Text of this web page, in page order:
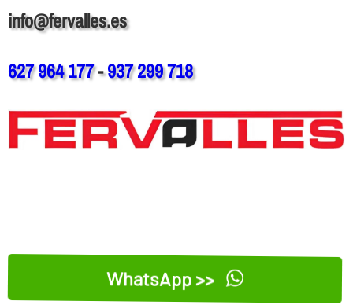
info@fervalles.es
627 964 177-937 299 718
WhatsApp >>